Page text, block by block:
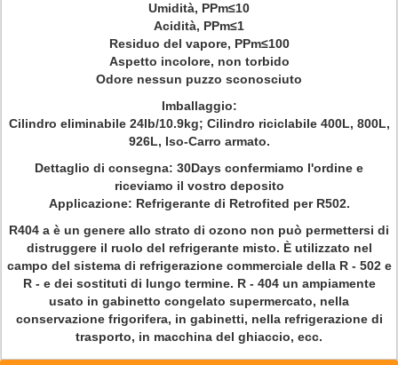
Umidità, PPm≤10
Acidità, PPm≤1
Residuo del vapore, PPm≤100
Aspetto incolore, non torbido
Odore nessun puzzo sconosciuto
Imballaggio:
Cilindro eliminabile 24lb/10.9kg; Cilindro riciclabile 400L, 800L,
926L, Iso-Carro armato.
Dettaglio di consegna: 30Days confermiamo l'ordine e
riceviamo il vostro deposito
Applicazione: Refrigerante di Retrofited per R502.
R404 a è un genere allo strato di ozono non può permettersi di
distruggere il ruolo del refrigerante misto. È utilizzato nel
campo del sistema di refrigerazione commerciale della R - 502 e
R - e dei sostituti di lungo termine. R - 404 un ampiamente
usato in gabinetto congelato supermercato, nella
conservazione frigorifera, in gabinetti, nella refrigerazione di
trasporto, in macchina del ghiaccio, ecc.